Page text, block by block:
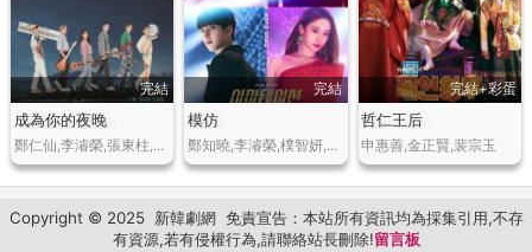
完結
成為你的夜晚
鄭仁仙,李濬榮,張東柱,金鐘炫,尹智聖,金東賢,樸光才
完結
模仿
鄭知曉,李濬榮,樸智妍,丁潤浩,林娜榮,金敏書,姜澯熙
完結+彩蛋
哲仁王后
申惠善,金正賢,裴宗玉
Copyright © 2025 新韓劇網免責宣告：本站所有資訊均為採集引用,不存
有資源,若有侵權行為,請聯絡站長刪除!留言板